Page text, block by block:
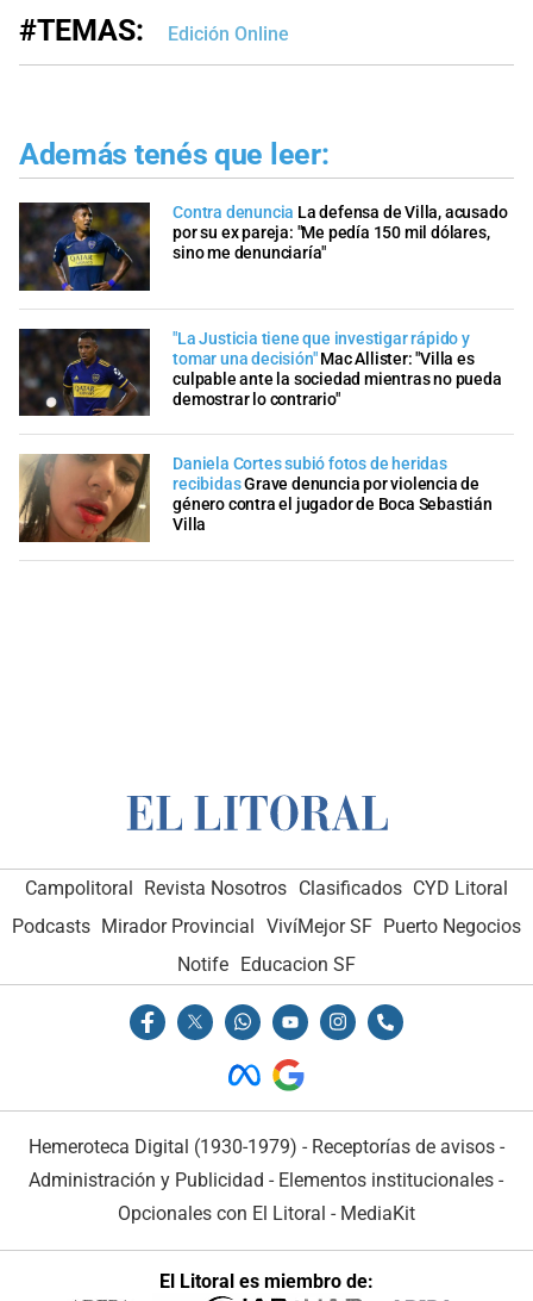
#TEMAS: Edición Online
Además tenés que leer:
Contra denuncia La defensa de Villa, acusado
por su ex pareja: "Me pedía 150 mil dólares,
sino me denunciaría"
"La Justicia tiene que investigar rápido y
tomar una decisión" Mac Allister: "Villa es
culpable ante la sociedad mientras no pueda
demostrar lo contrario"
Daniela Cortes subió fotos de heridas
recibidasGrave denuncia por violencia de
género contra el jugador de Boca Sebastián
Villa
Campolitoral Revista Nosotros Clasificados CYD Litoral
Podcasts Mirador Provincial VivíMejor SF Puerto Negocios
Notife Educacion SF
Hemeroteca Digital (1930-1979) - Receptorías de avisos -
Administración y Publicidad - Elementos institucionales -
Opcionales con El Litoral - MediaKit
El Litoral es miembro de: